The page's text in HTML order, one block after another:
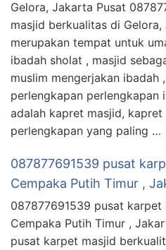
Gelora, Jakarta Pusat
masjid berkualitas di
merupakan tempat untuk
ibadah sholat , masjid
muslim mengerjakan ibadah
perlengkapan perlengkapan
adalah kapret masjid,
perlengkapan yang paling …
087877691539 pusat
Cempaka Putih Timur ,
087877691539 pusat
Cempaka Putih Timur ,
pusat karpet masjid